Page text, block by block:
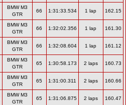
BMW M3
GTR
66 1:31:33.534 1 lap 162.15
BMW M3
GTR
66 1:32:02.356 1 lap 161.30
BMW M3
GTR
66 1:32:08.604 1 lap 161.12
BMW M3
GTR
65 1:30:58.173 2 laps 160.73
BMW M3
GTR
65 1:31:00.311 2 laps 160.66
BMW M3
GTR
65 1:31:06.875 2 laps 160.47